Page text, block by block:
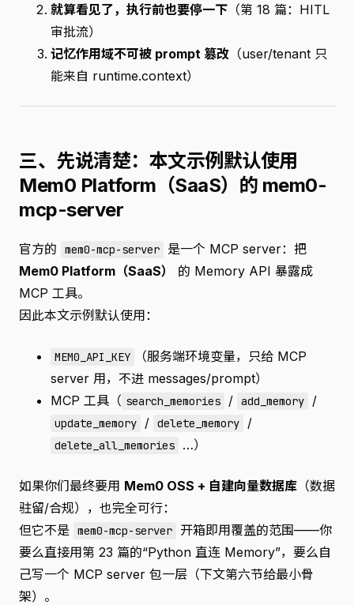
就算看见了，执行前也要停一下 （第 18 篇：HITL
审批流）
记忆作用域不可被 prompt 篡改 （user/tenant 只
能来自 runtime.context）
三、先说清楚：本文示例默认使用
Mem0 Platform（SaaS）的 mem0-
mcp-server
官方的 mem0-mcp-server
是一个 MCP server：把
Mem0 Platform（SaaS）
的 Memory API 暴露成
MCP 工具。
因此本文示例默认使用：
MEM0_API_KEY
（服务端环境变量，只给 MCP
server 用，不进 messages/prompt）
MCP 工具（ search_memories / add_memory /
update_memory / delete_memory /
delete_all_memories …）
如果你们最终要用 Mem0 OSS + 自建向量数据库 （数据
驻留/合规），也完全可行：
但它不是 mem0-mcp-server
开箱即用覆盖的范围——你
要么直接用第 23 篇的“Python 直连 Memory”，要么自
己写一个 MCP server 包一层（下文第六节给最小骨
架）。